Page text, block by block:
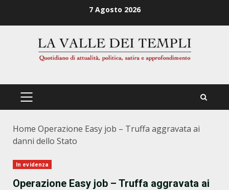
7 Agosto 2026
PRIMÄRES
Home Operazione Easy job – Truffa aggravata ai
danni dello Stato
In evidenza
Operazione Easy job – Truffa aggravata ai